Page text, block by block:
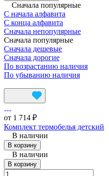
Сначала популярные
С начала алфавита
С конца алфавита
Сначала непопулярные
Сначала популярные
Сначала дешевые
Сначала дорогие
По возрастанию наличия
По убыванию наличия
от 1 714 ₽
Комплект термобелья детский
В наличии
В корзину
В наличии
В корзину